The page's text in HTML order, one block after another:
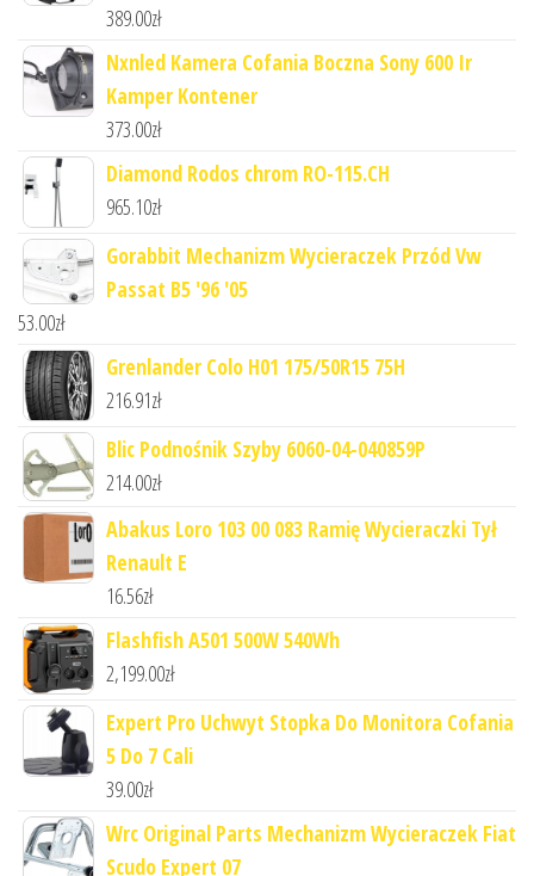
389.00zł
Nxnled Kamera Cofania Boczna Sony 600 Ir
Kamper Kontener
373.00zł
Diamond Rodos chrom RO-115.CH
965.10zł
Gorabbit Mechanizm Wycieraczek Przód Vw
Passat B5 '96 '05
53.00zł
Grenlander Colo H01 175/50R15 75H
216.91zł
Blic Podnośnik Szyby 6060-04-040859P
214.00zł
Abakus Loro 103 00 083 Ramię Wycieraczki Tył
Renault E
16.56zł
Flashfish A501 500W 540Wh
2,199.00zł
Expert Pro Uchwyt Stopka Do Monitora Cofania
5 Do 7 Cali
39.00zł
Wrc Original Parts Mechanizm Wycieraczek Fiat
Scudo Expert 07